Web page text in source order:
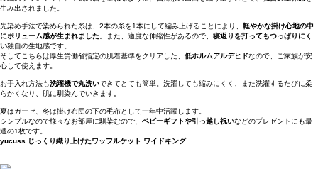
生み出されました。
先染め手法で染められた糸は、2本の糸を1本にして編み上げることにより、 軽やかな掛け心地の中
にボリューム感が生まれました 。また、適度な伸縮性があるので、 寝返りを打ってもつっぱりにく
い独自の生地感です。
そしてこちらは厚生労働省指定の肌着基準をクリアした、 低ホルムアルデヒドなので、ご家族が安
心して使えます。
お手入れ方法も洗濯機で丸洗いできてとても簡単。洗濯しても縮みにくく、また洗濯するたびに柔
らかくなり、肌に馴染んでいきます。
夏はガーゼ、冬は掛け布団の下の毛布として一年中活躍します。
シンプルなので様々なお部屋に馴染むので、 ベビーギフトや引っ越し祝いなどのプレゼントにも最
適の1枚です。
yucuss じっくり織り上げたワッフルケット ワイドキング